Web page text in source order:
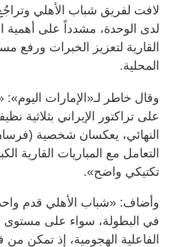
لافت لفريق شباب الأهلي
لدى الوحدة، مشدداً على أهمية
القارية لتعزيز الخبرات ورفع
المحلية.
وقال خاطر لـ«الإمارات
على تراكتور الإيراني بثلاثية
النهائي، يعكسان شخصية
التعامل مع المباريات القارية
تكتيكي واضح».
وأضاف: «شباب الأهلي قدم
في البطولة، سواء على مستوى
الفاعلية الهجومية، إذ تمكن